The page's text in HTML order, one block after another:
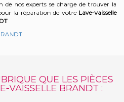
de nos experts se charge de trouver la
la réparation de votre Lave-vaisselle
QUE LES PIÈCES
VAISSELLE BRANDT :